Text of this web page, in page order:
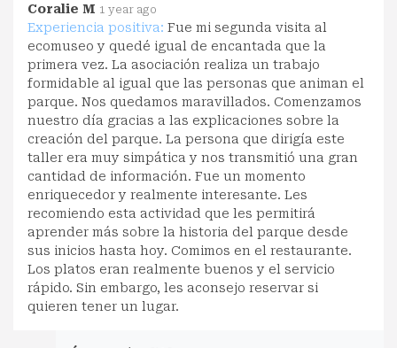
Coralie M 1 year ago
Experiencia positiva: Fue mi segunda visita al
ecomuseo y quedé igual de encantada que la
primera vez. La asociación realiza un trabajo
formidable al igual que las personas que animan el
parque. Nos quedamos maravillados. Comenzamos
nuestro día gracias a las explicaciones sobre la
creación del parque. La persona que dirigía este
taller era muy simpática y nos transmitió una gran
cantidad de información. Fue un momento
enriquecedor y realmente interesante. Les
recomiendo esta actividad que les permitirá
aprender más sobre la historia del parque desde
sus inicios hasta hoy. Comimos en el restaurante.
Los platos eran realmente buenos y el servicio
rápido. Sin embargo, les aconsejo reservar si
quieren tener un lugar.